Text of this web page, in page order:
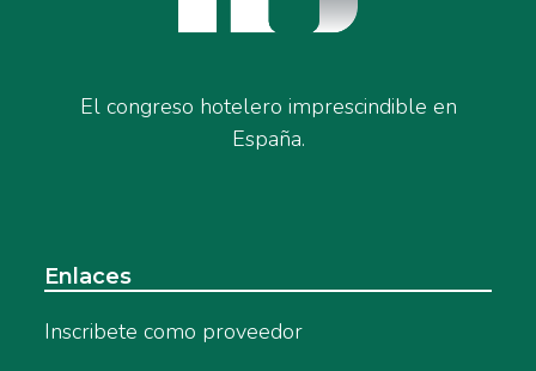
El congreso hotelero imprescindible en
España.
Enlaces
Inscribete como proveedor